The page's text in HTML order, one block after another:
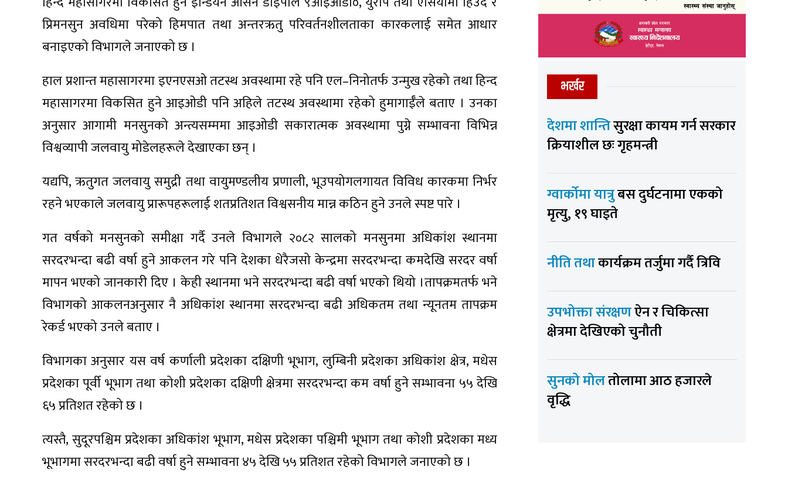
प्रिमनसुन अवधिमा परेको हिमपात तथा अन्तरऋतु परिवर्तनशीलताका कारकलाई समेत आधार
बनाइएको विभागले जनाएको छ ।
हाल प्रशान्त महासागरमा इएनएसओ तटस्थ अवस्थामा रहे पनि एल–निनोतर्फ उन्मुख रहेको तथा हिन्द
महासागरमा विकसित हुने आइओडी पनि अहिले तटस्थ अवस्थामा रहेको हुमागाईँले बताए । उनका
अनुसार आगामी मनसुनको अन्त्यसम्ममा आइओडी सकारात्मक अवस्थामा पुग्ने सम्भावना विभिन्न
विश्वव्यापी जलवायु मोडेलहरूले देखाएका छन् ।
यद्यपि, ऋतुगत जलवायु समुद्री तथा वायुमण्डलीय प्रणाली, भूउपयोगलगायत विविध कारकमा निर्भर
रहने भएकाले जलवायु प्रारूपहरूलाई शतप्रतिशत विश्वसनीय मान्न कठिन हुने उनले स्पष्ट पारे ।
गत वर्षको मनसुनको समीक्षा गर्दै उनले विभागले २०८२ सालको मनसुनमा अधिकांश स्थानमा
सरदरभन्दा बढी वर्षा हुने आकलन गरे पनि देशका धेरैजसो केन्द्रमा सरदरभन्दा कमदेखि सरदर वर्षा
मापन भएको जानकारी दिए । केही स्थानमा भने सरदरभन्दा बढी वर्षा भएको थियो ।तापक्रमतर्फ भने
विभागको आकलनअनुसार नै अधिकांश स्थानमा सरदरभन्दा बढी अधिकतम तथा न्यूनतम तापक्रम
रेकर्ड भएको उनले बताए ।
विभागका अनुसार यस वर्ष कर्णाली प्रदेशका दक्षिणी भूभाग, लुम्बिनी प्रदेशका अधिकांश क्षेत्र, मधेस
प्रदेशका पूर्वी भूभाग तथा कोशी प्रदेशका दक्षिणी क्षेत्रमा सरदरभन्दा कम वर्षा हुने सम्भावना ५५ देखि
६५ प्रतिशत रहेको छ ।
त्यस्तै, सुदूरपश्चिम प्रदेशका अधिकांश भूभाग, मधेस प्रदेशका पश्चिमी भूभाग तथा कोशी प्रदेशका मध्य
भूभागमा सरदरभन्दा बढी वर्षा हुने सम्भावना ४५ देखि ५५ प्रतिशत रहेको विभागले जनाएको छ ।
भर्खर
देशमा शान्तिसुरक्षा कायम गर्न सरकार
क्रियाशील छः गृहमन्त्री
ग्वार्कोमा यात्रुबस दुर्घटनामा एकको
मृत्यु, १९ घाइते
नीति तथाकार्यक्रम तर्जुमा गर्दै त्रिवि
उपभोक्ता संरक्षणऐन र चिकित्सा
क्षेत्रमा देखिएको चुनौती
सुनको मोलतोलामा आठ हजारले
वृद्धि